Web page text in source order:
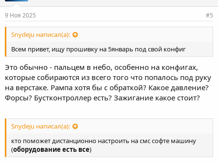
9 Ноя 2025 #5
Snydeju написал(а):
Всем привет, ищу прошивку на 5январь под свой конфиг
Это обычно - пальцем в небо, особенно на конфигах,
которые собираются из всего того что попалось под руку
на верстаке. Рампа хотя бы с обраткой? Какое давление?
Форсы? Бустконтроллер есть? Зажигание какое стоит?
Snydeju написал(а):
кто поможет дистанционно настроить на смс софте машину
(оборудование есть все)